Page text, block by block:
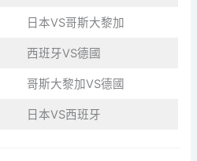
日本VS哥斯大黎加
西班牙VS德國
哥斯大黎加VS德國
日本VS西班牙